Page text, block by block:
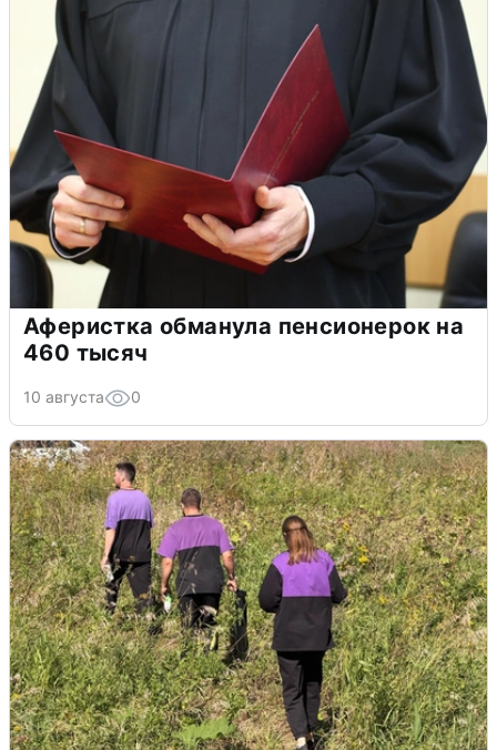
Аферистка обманула пенсионерок на
460 тысяч
10 августа 0